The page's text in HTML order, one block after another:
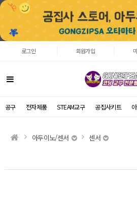
로그인 회원가입
공구 전자제품 STEAM교구 공집사키트
아두이노/센서 센서